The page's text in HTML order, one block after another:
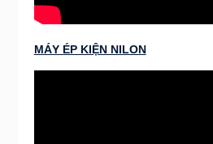
MÁY ÉP KIỆN NILON